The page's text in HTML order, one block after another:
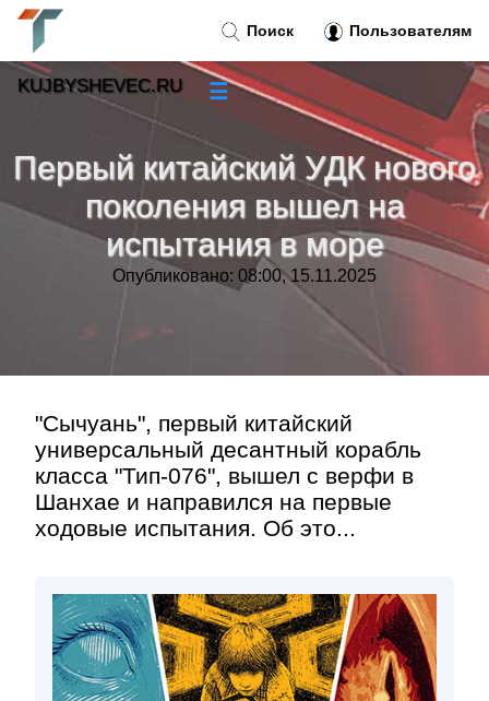
Первый китайский УДК нового
поколения вышел на
испытания в море
Опубликовано: 08:00, 15.11.2025
"Сычуань", первый китайский
универсальный десантный корабль
класса "Тип-076", вышел с верфи в
Шанхае и направился на первые
ходовые испытания. Об это...
Поиск Пользователям
KUJBYSHEVEC.RU ☰
Новости»
Тренды новостей»
Рубрики»
Контакт»